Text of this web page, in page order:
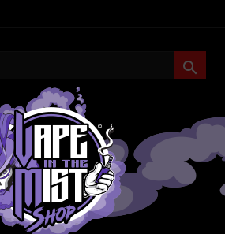

E-LIQUIDES DIY CBD